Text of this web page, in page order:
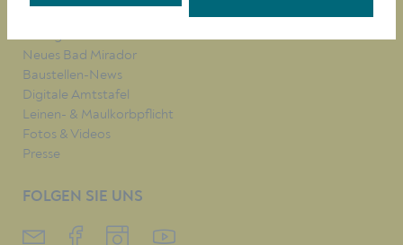
Neues Bad Mirador
Baustellen-News
Digitale Amtstafel
Leinen- & Maulkorbpflicht
Fotos & Videos
Presse
FOLGEN SIE UNS